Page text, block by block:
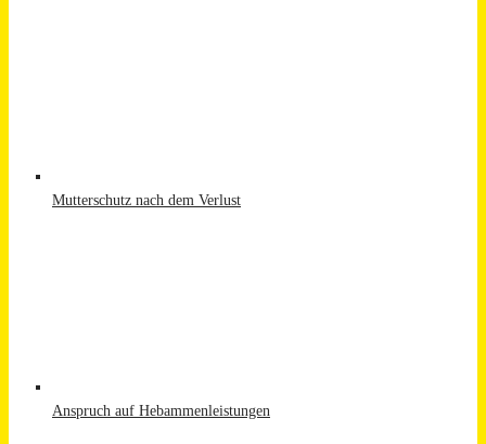
Mutterschutz nach dem Verlust
Anspruch auf Hebammenleistungen